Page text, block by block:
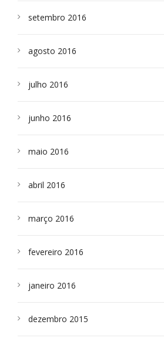
setembro 2016
agosto 2016
julho 2016
junho 2016
maio 2016
abril 2016
março 2016
fevereiro 2016
janeiro 2016
dezembro 2015